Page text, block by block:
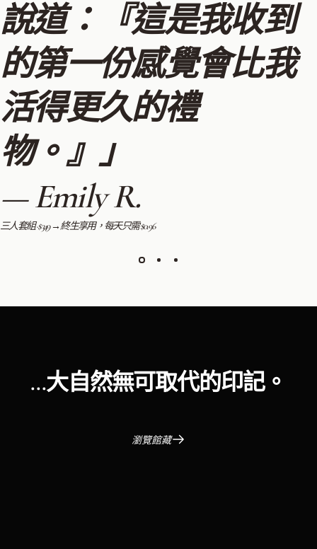
說道：『這是我收到
的第一份感覺會比我
活得更久的禮
物。』」
— Emily R.
三人套組 · $349 → 終生享用，每天只需 $0.96
...大自然無可取代的印記。
瀏覽館藏